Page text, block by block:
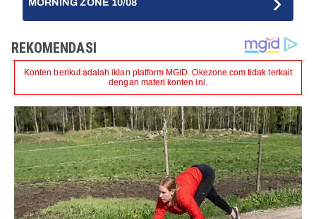
MORNING ZONE 10/08